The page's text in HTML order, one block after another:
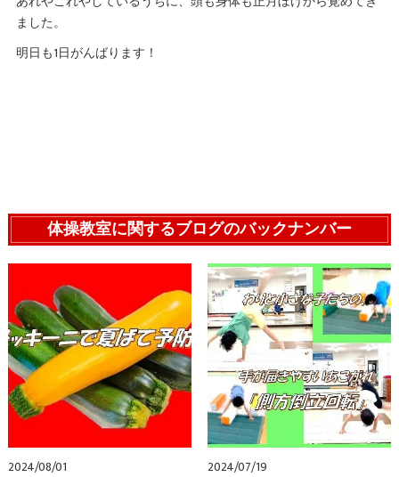
ました。
明日も1日がんばります！
体操教室に関するブログのバックナンバー
2024/08/01
2024/07/19